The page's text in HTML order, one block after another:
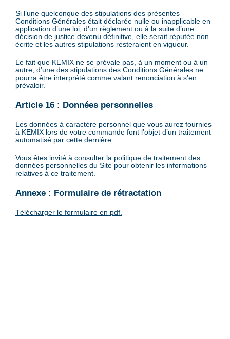
Si l’une quelconque des stipulations des présentes
Conditions Générales était déclarée nulle ou inapplicable en
application d’une loi, d’un règlement ou à la suite d’une
décision de justice devenu définitive, elle serait réputée non
écrite et les autres stipulations resteraient en vigueur.
Le fait que KEMIX ne se prévale pas, à un moment ou à un
autre, d’une des stipulations des Conditions Générales ne
pourra être interprété comme valant renonciation à s’en
prévaloir.
Article 16 : Données personnelles
Les données à caractère personnel que vous aurez fournies
à KEMIX lors de votre commande font l’objet d’un traitement
automatisé par cette dernière.
Vous êtes invité à consulter la politique de traitement des
données personnelles du Site pour obtenir les informations
relatives à ce traitement.
Annexe : Formulaire de rétractation
Télécharger le formulaire en pdf.